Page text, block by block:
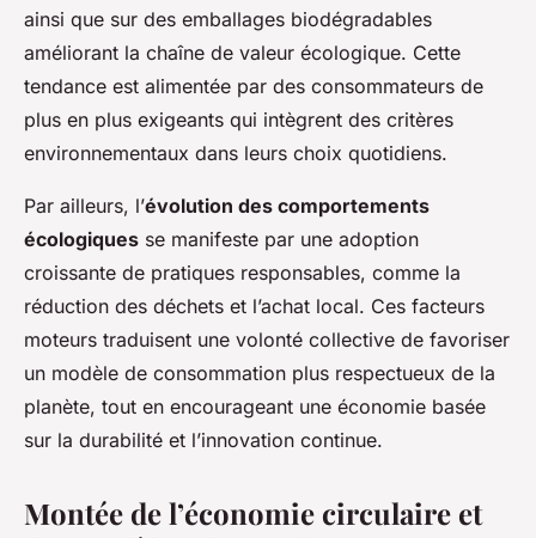
ainsi que sur des emballages biodégradables
améliorant la chaîne de valeur écologique. Cette
tendance est alimentée par des consommateurs de
plus en plus exigeants qui intègrent des critères
environnementaux dans leurs choix quotidiens.
Par ailleurs, l’évolution des comportements
écologiques se manifeste par une adoption
croissante de pratiques responsables, comme la
réduction des déchets et l’achat local. Ces facteurs
moteurs traduisent une volonté collective de favoriser
un modèle de consommation plus respectueux de la
planète, tout en encourageant une économie basée
sur la durabilité et l’innovation continue.
Montée de l’économie circulaire et